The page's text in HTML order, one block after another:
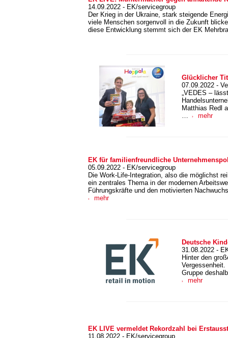
14.09.2022 - EK/servicegroup
Der Krieg in der Ukraine, stark steigende
viele Menschen sorgenvoll in die Zukunft
diese Entwicklung stemmt sich der EK
Glücklicher
07.09.2022 -
„VEDES –
Matthias Redl
…
mehr
EK für familienfreundliche
05.09.2022 - EK/servicegroup
Die Work-Life-Integration, also die möglichst
ein zentrales Thema in der modernen
Führungskräfte und den motivierten
mehr
Deutsche
31.08.2022 -
Hinter den
Gruppe
mehr
EK LIVE vermeldet Rekordzahl bei
11.08.2022 - EK/servicegroup